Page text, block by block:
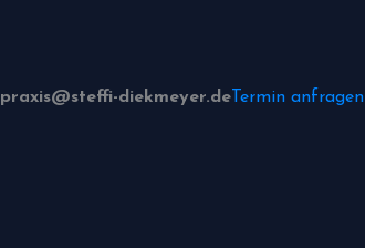
praxis@steffi-diekmeyer.de Termin anfragen